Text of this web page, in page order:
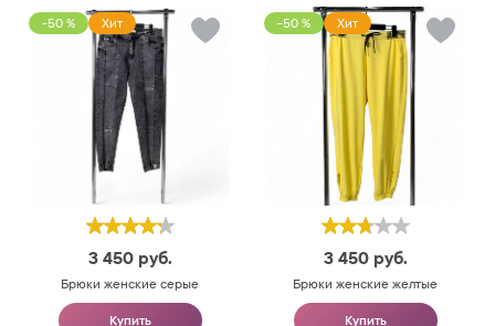
-50 % Хит
3 450 руб.
Брюки женские серые
Купить
-50 % Хит
3 450 руб.
Брюки женские желтые
Купить